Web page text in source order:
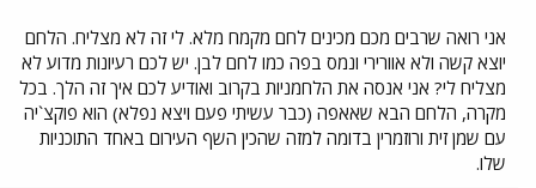
אני רואה שרבים מכם מכינים לחם מקמח מלא. לי זה לא מצליח. הלחם
יוצא קשה ולא אוורירי ונמס בפה כמו לחם לבן. יש לכם רעיונות מדוע לא
מצליח לי? אני אנסה את הלחמניות בקרוב ואודיע לכם איך זה הלך. בכל
מקרה, הלחם הבא שאאפה (כבר עשיתי פעם ויצא נפלא) הוא פוקצ`יה
עם שמן זית ורוזמרין בדומה למזה שהכין השף העירום באחד התוכניות
שלו.